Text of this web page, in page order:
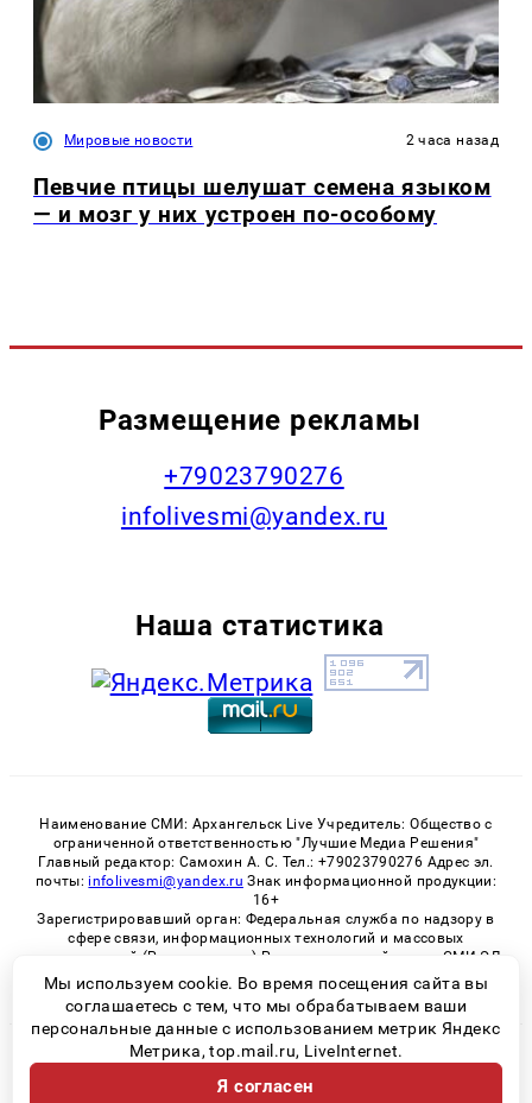
Мировые новости 2 часа назад
Певчие птицы шелушат семена языком
— и мозг у них устроен по-особому
Размещение рекламы
+79023790276
infolivesmi@yandex.ru
Наша статистика
Наименование СМИ: Архангельск Live Учредитель: Общество с
ограниченной ответственностью "Лучшие Медиа Решения"
Главный редактор: Самохин А. С. Тел.: +79023790276 Адрес эл.
почты: infolivesmi@yandex.ru Знак информационной продукции:
16+
Зарегистрировавший орган: Федеральная служба по надзору в
сфере связи, информационных технологий и массовых
коммуникаций (Роскомнадзор) Регистрационный номер СМИ ЭЛ
№ ФС 77 - 82533 от 21.01.2022
© 2026 «Архангельск Live» | Все права защищены
Возрастная категория сайта 16+
Мы используем cookie. Во время посещения сайта вы
соглашаетесь с тем, что мы обрабатываем ваши
персональные данные с использованием метрик Яндекс
Метрика, top.mail.ru, LiveInternet.
Я согласен